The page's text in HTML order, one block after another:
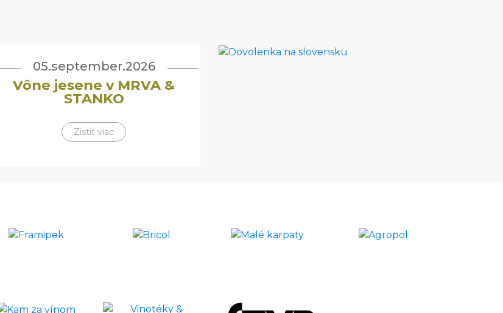
05.september.2026
Vône jesene v MRVA &
STANKO
Zistiť viac